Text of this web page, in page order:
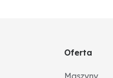
Oferta
Maszyny